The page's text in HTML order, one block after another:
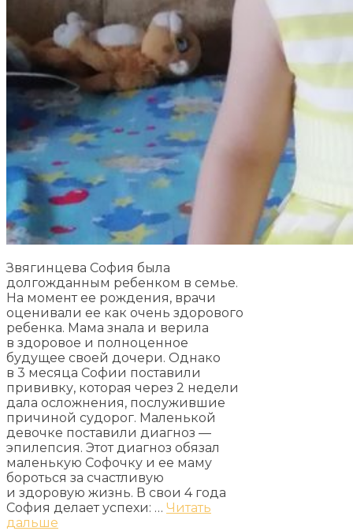
Звягинцева София была
долгожданным ребенком в семье.
На момент ее рождения, врачи
оценивали ее как очень здорового
ребенка. Мама знала и верила
в здоровое и полноценное
будущее своей дочери. Однако
в 3 месяца Софии поставили
прививку, которая через 2 недели
дала осложнения, послужившие
причиной судорог. Маленькой
девочке поставили диагноз —
эпилепсия. Этот диагноз обязал
маленькую Софочку и ее маму
бороться за счастливую
и здоровую жизнь. В свои 4 года
София делает успехи: … Читать
дальше